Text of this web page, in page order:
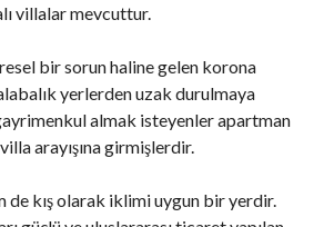
villalar mevcuttur.
bir sorun haline gelen korona
yerlerden uzak durulmaya
gayrimenkul almak isteyenler apartman
arayışına girmişlerdir.
de kış olarak iklimi uygun bir yerdir.